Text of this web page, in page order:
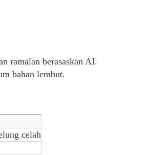
ramalan berasaskan AI.
bahan lembut.
celah